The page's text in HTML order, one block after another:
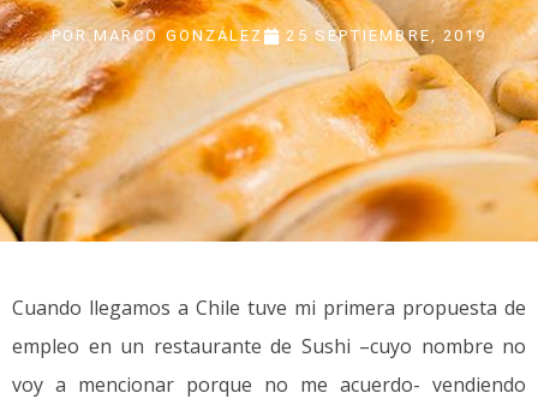
PORMARCO GONZÁLEZ 25 SEPTIEMBRE, 2019
Cuando llegamos a Chile tuve mi primera propuesta de
empleo en un restaurante de Sushi –cuyo nombre no
voy a mencionar porque no me acuerdo- vendiendo